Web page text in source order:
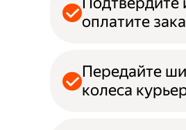
оплатите
Передайте
колеса